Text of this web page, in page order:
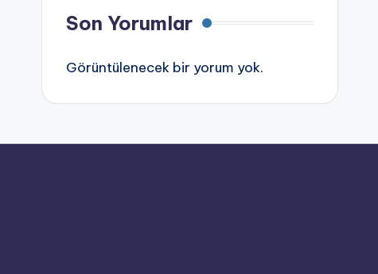
Son Yorumlar
Görüntülenecek bir yorum yok.